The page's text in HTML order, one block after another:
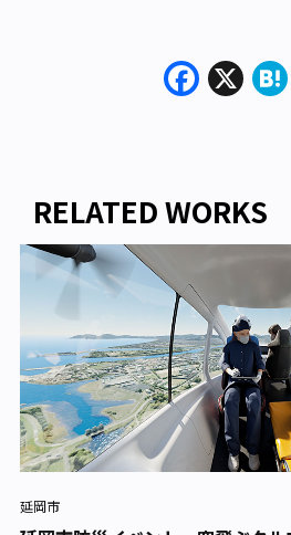
X
RELATED WORKS
延岡市